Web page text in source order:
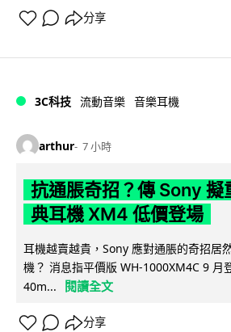
分享
3C科技 流動音樂 音樂耳機
arthur 7 小時
抗通脹奇招？傳 Sony 擬
典耳機 XM4 低價登場
耳機越賣越貴，Sony 應對通脹的奇招居
機？ 消息指平價版 WH-1000XM4C 9 月
40m...
閱讀全文
分享